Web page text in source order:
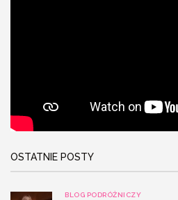
OSTATNIE POSTY
BLOG PODRÓŻNICZY